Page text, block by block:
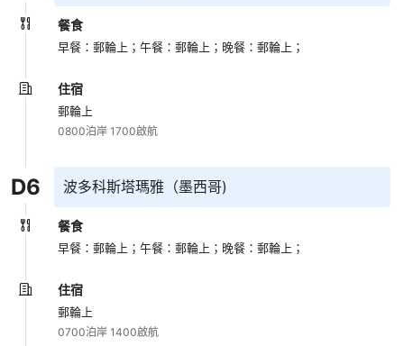
餐食
早餐：郵輪上；午餐：郵輪上； 晚餐：郵輪上；
住宿
郵輪上
0800泊岸 1700啟航
D6 波多科斯塔瑪雅（墨西哥)
餐食
早餐：郵輪上；午餐：郵輪上； 晚餐：郵輪上；
住宿
郵輪上
0700泊岸 1400啟航